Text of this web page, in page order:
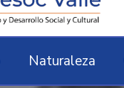
Naturaleza